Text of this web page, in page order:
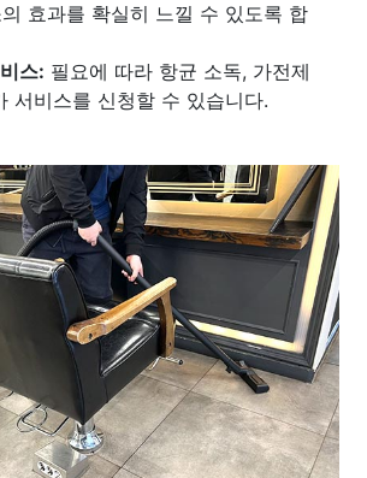
효과를 확실히 느낄 수 있도록 합
스: 필요에 따라 항균 소독, 가전제
서비스를 신청할 수 있습니다.